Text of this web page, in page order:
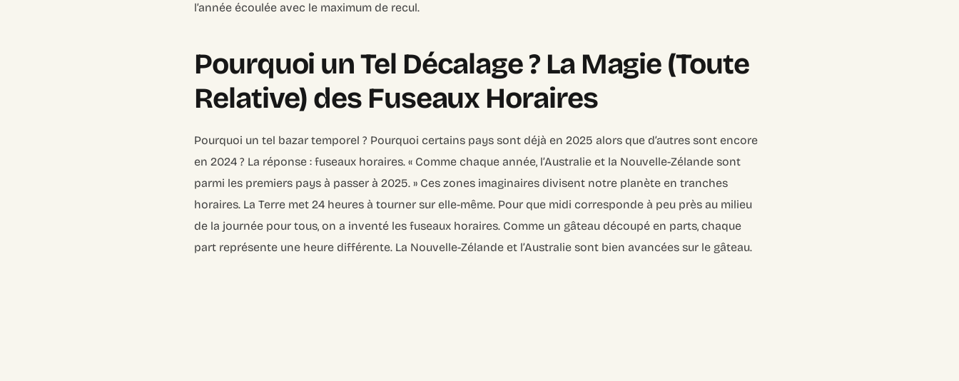
l’année écoulée avec le maximum de recul.
Pourquoi un Tel Décalage ? La Magie (Toute
Relative) des Fuseaux Horaires
Pourquoi un tel bazar temporel ? Pourquoi certains pays sont déjà en 2025 alors que d’autres sont encore
en 2024 ? La réponse : fuseaux horaires. « Comme chaque année, l’Australie et la Nouvelle-Zélande sont
parmi les premiers pays à passer à 2025. » Ces zones imaginaires divisent notre planète en tranches
horaires. La Terre met 24 heures à tourner sur elle-même. Pour que midi corresponde à peu près au milieu
de la journée pour tous, on a inventé les fuseaux horaires. Comme un gâteau découpé en parts, chaque
part représente une heure différente. La Nouvelle-Zélande et l’Australie sont bien avancées sur le gâteau.